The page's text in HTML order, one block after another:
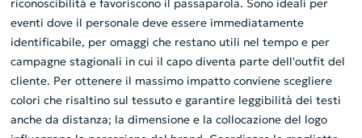
riconoscibilità e favoriscono il passaparola. Sono ideali per
eventi dove il personale deve essere immediatamente
identificabile, per omaggi che restano utili nel tempo e per
campagne stagionali in cui il capo diventa parte dell'outfit del
cliente. Per ottenere il massimo impatto conviene scegliere
colori che risaltino sul tessuto e garantire leggibilità dei testi
anche da distanza; la dimensione e la collocazione del logo